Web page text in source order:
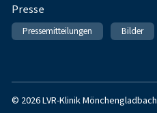
Presse
Pressemitteilungen Bilder
© 2026 LVR-Klinik Mönchengladbach